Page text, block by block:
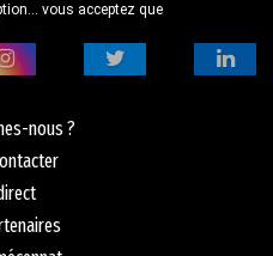
vous acceptez que
de vous envoyer
Pour plus
nous ?